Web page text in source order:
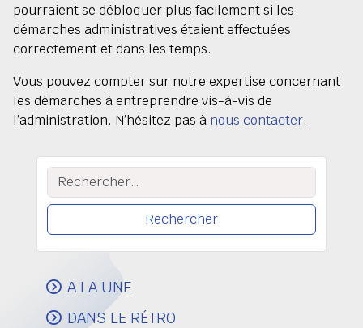
pourraient se débloquer plus facilement si les
démarches administratives étaient effectuées
correctement et dans les temps.
Vous pouvez compter sur notre expertise concernant
les démarches à entreprendre vis-à-vis de
l’administration. N’hésitez pas à nous contacter.
Rechercher :
A LA UNE
DANS LE RÉTRO